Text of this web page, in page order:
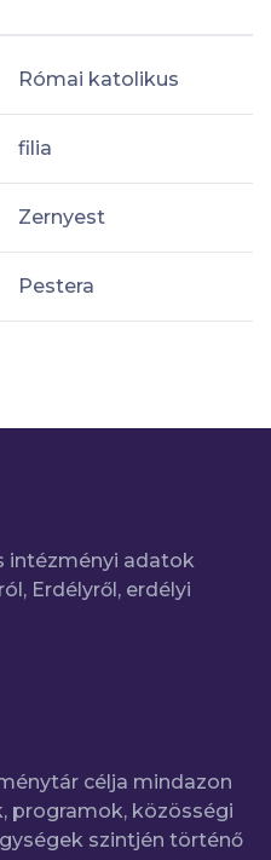
Római katolikus
filia
Zernyest
Pestera
intézményi adatok
Erdélyről, erdélyi
célja mindazon
programok, közösségi
szintjén történő